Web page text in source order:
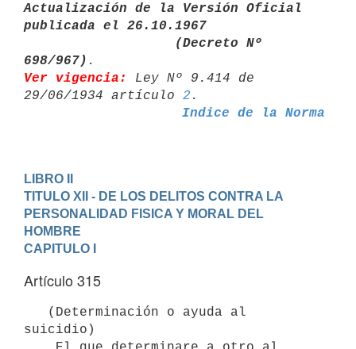
Actualización de la Versión Oficial
publicada el 26.10.1967
698/967)
Ver vigencia:
Ley Nº 9.414 de
29/06/1934 artículo 2
Indice de la Norma
LIBRO II
TITULO XII - DE LOS DELITOS CONTRA LA
PERSONALIDAD FISICA Y MORAL DEL
HOMBRE
CAPITULO I
Artículo 315
suicidio)